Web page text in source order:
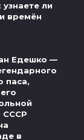
ли
времён
Едешко —
паса,
СССР
в